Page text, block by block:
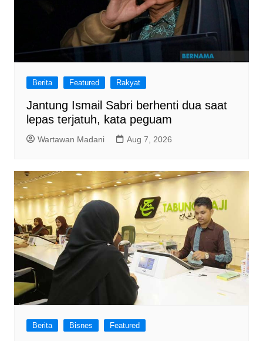
Berita Featured Rakyat
Jantung Ismail Sabri berhenti dua saat
lepas terjatuh, kata peguam
Wartawan Madani Aug 7, 2026
Berita Bisnes Featured